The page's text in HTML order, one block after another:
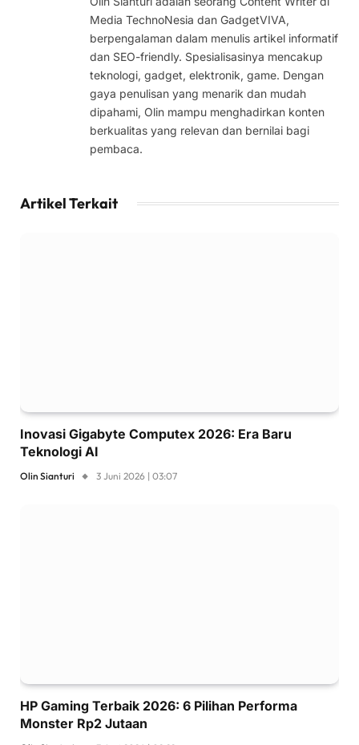
Media TechnoNesia dan GadgetVIVA,
berpengalaman dalam menulis artikel informatif
dan SEO-friendly. Spesialisasinya mencakup
teknologi, gadget, elektronik, game. Dengan
gaya penulisan yang menarik dan mudah
dipahami, Olin mampu menghadirkan konten
berkualitas yang relevan dan bernilai bagi
pembaca.
Artikel Terkait
Inovasi Gigabyte Computex 2026: Era Baru
Teknologi AI
Olin Sianturi 3 Juni 2026 | 03:07
HP Gaming Terbaik 2026: 6 Pilihan Performa
Monster Rp2 Jutaan